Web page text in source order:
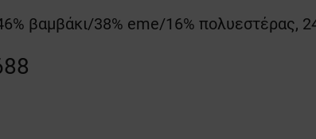
βαμβάκι/38% eme/16% πολυεστέρας,